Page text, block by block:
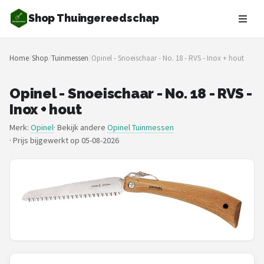
Shop Thuingereedschap
Zoeken
NAVIGATIE
Merken
Blog
Grasmaaiers
Grastrimmers
Home/Shop/Tuinmessen/Opinel - Snoeischaar - No. 18 - RVS - Inox + hout
Opinel - Snoeischaar - No. 18 - RVS -
Inox + hout
Merk: Opinel· Bekijk andere Opinel Tuinmessen
· Prijs bijgewerkt op 05-08-2026